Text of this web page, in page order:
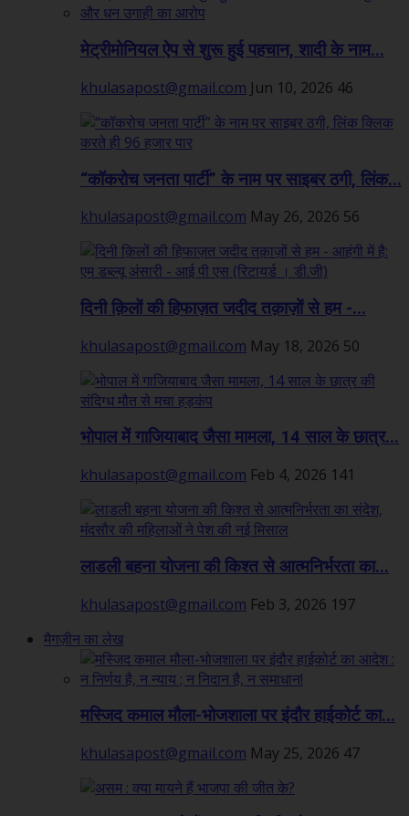
मेट्रीमोनियल ऐप से शुरू हुई पहचान, शादी के नाम...
khulasapost@gmail.com Jun 10, 2026 46
“कॉकरोच जनता पार्टी” के नाम पर साइबर ठगी, लिंक...
khulasapost@gmail.com May 26, 2026 56
दिनी क़िलों की हिफाज़त जदीद तक़ाज़ों से हम -...
khulasapost@gmail.com May 18, 2026 50
भोपाल में गाजियाबाद जैसा मामला, 14 साल के छात्र...
khulasapost@gmail.com Feb 4, 2026 141
लाडली बहना योजना की किश्त से आत्मनिर्भरता का...
khulasapost@gmail.com Feb 3, 2026 197
मैगज़ीन का लेख
मस्जिद कमाल मौला-भोजशाला पर इंदौर हाईकोर्ट का...
khulasapost@gmail.com May 25, 2026 47